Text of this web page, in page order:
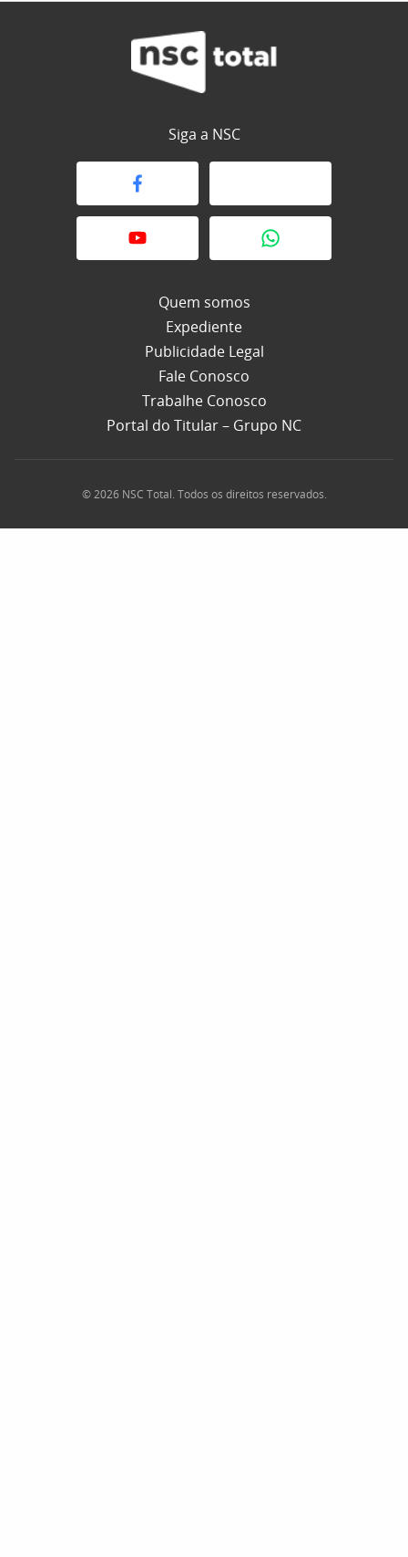
Siga a NSC
Quem somos
Expediente
Publicidade Legal
Fale Conosco
Trabalhe Conosco
Portal do Titular – Grupo NC
© 2026 NSC Total. Todos os direitos reservados.